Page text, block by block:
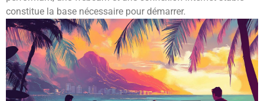
constitue la base nécessaire pour démarrer.